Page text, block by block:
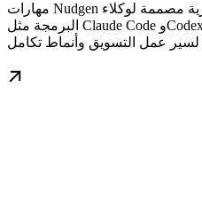
مهارات Nudgen هي تعليمات وبرامج نصية معيارية مصممة لوكلاء
البرمجة مثل Claude Code وCodex وCursor. وهي توسع فهم وكيلك